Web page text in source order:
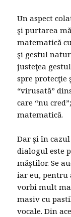
Un aspect
şi purtarea
matematică
şi gestul
justeţea
spre protecţie
“virusată”
care “nu
matematică.
Dar şi în
dialogul este
măştilor. Se
iar eu, pentru
vorbi mult
masiv cu
vocale. Din